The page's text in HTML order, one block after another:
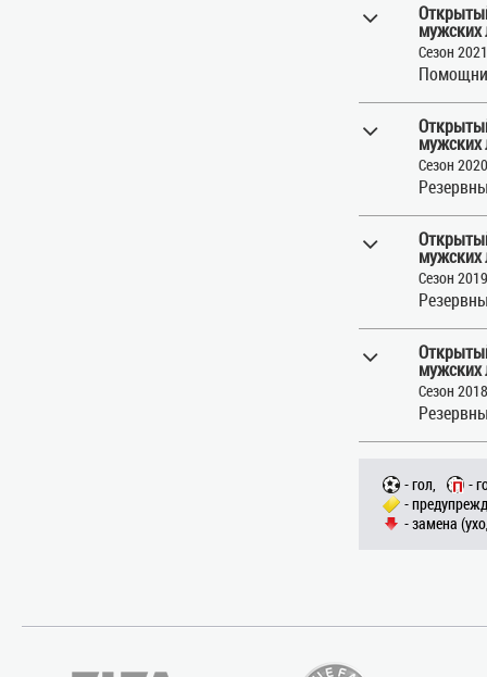
мужских
Сезон
мужских
Сезон
мужских
Сезон
мужских
Сезон
- гол,
-
-
- замена